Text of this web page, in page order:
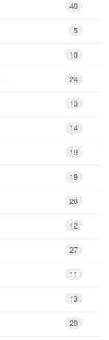
40
5
10
24
10
14
19
19
28
12
27
11
13
20